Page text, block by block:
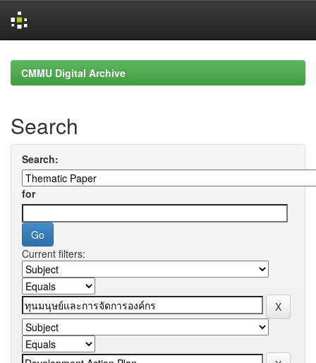
navigationCMMU Digital Archive
Search
Search:
for
Current filters: